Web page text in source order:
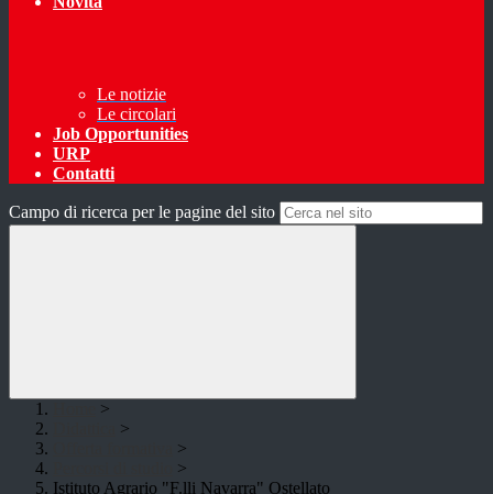
Le notizie
Le circolari
Job Opportunities
URP
Contatti
Campo di ricerca per le pagine del sito
>
>
>
>
Istituto Agrario "F.lli Navarra" Ostellato